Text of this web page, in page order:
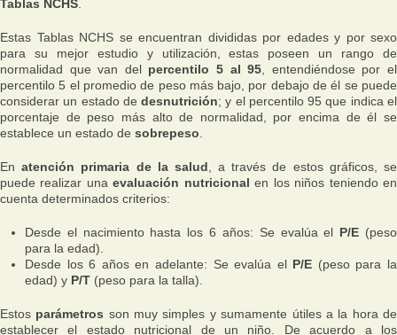
Tablas NCHS
Estas Tablas NCHS se encuentran divididas por edades y por sexo
para su mejor estudio y utilización, estas poseen un rango de
normalidad que van del percentilo 5 al 95 , entendiéndose por el
percentilo 5 el promedio de peso más bajo, por debajo de él se puede
considerar un estado dedesnutrición; y el percentilo 95 que indica el
porcentaje de peso más alto de normalidad, por encima de él se
establece un estado de sobrepeso
Enatención primaria de la salud , a través de estos gráficos, se
puede realizar unaevaluación nutricionalen los niños teniendo en
cuenta determinados criterios:
Desde el nacimiento hasta los 6 años: Se evalúa el P/E (peso
para la edad).
Desde los 6 años en adelante: Se evalúa el P/E (peso para la
edad) y P/T (peso para la talla).
Estos parámetros son muy simples y sumamente útiles a la hora de
establecer el estado nutricional de un niño. De acuerdo a los